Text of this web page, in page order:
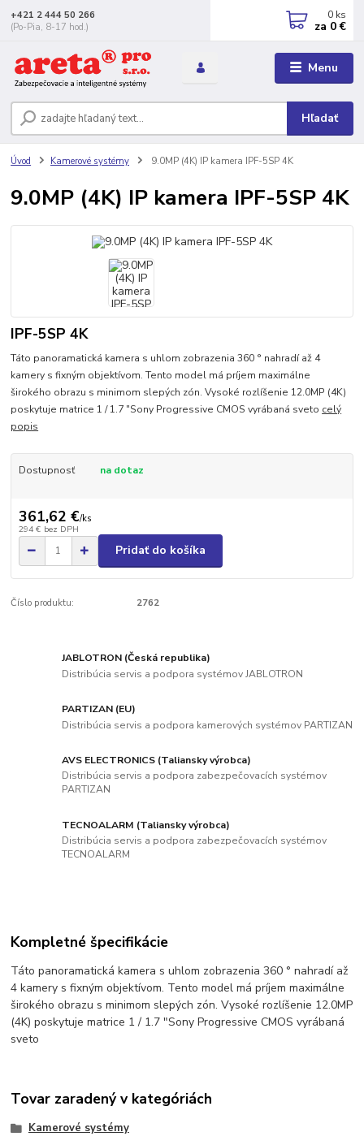
Menu
Hľadať
+421 2 444 50 266
(Po-Pia, 8-17 hod.)
0 ks
za 0 €
Úvod Kamerové systémy 9.0MP (4K) IP kamera IPF-5SP 4K
9.0MP (4K) IP kamera IPF-5SP 4K
IPF-5SP 4K
Táto panoramatická kamera s uhlom zobrazenia 360 ° nahradí až 4
kamery s fixným objektívom. Tento model má príjem maximálne
širokého obrazu s minimom slepých zón. Vysoké rozlíšenie 12.0MP (4K)
poskytuje matrice 1 / 1.7 "Sony Progressive CMOS vyrábaná sveto celý
popis
Dostupnosť na dotaz
361,62 €/ks
294 € bez DPH
Pridať do košíka
Číslo produktu: 2762
JABLOTRON (Česká republika)
Distribúcia servis a podpora systémov JABLOTRON
PARTIZAN (EU)
Distribúcia servis a podpora kamerových systémov PARTIZAN
AVS ELECTRONICS (Taliansky výrobca)
Distribúcia servis a podpora zabezpečovacích systémov
PARTIZAN
TECNOALARM (Taliansky výrobca)
Distribúcia servis a podpora zabezpečovacích systémov
TECNOALARM
Kompletné špecifikácie
Táto panoramatická kamera s uhlom zobrazenia 360 ° nahradí až
4 kamery s fixným objektívom. Tento model má príjem maximálne
širokého obrazu s minimom slepých zón. Vysoké rozlíšenie 12.0MP
(4K) poskytuje matrice 1 / 1.7 "Sony Progressive CMOS vyrábaná
sveto
Tovar zaradený v kategóriách
Kamerové systémy